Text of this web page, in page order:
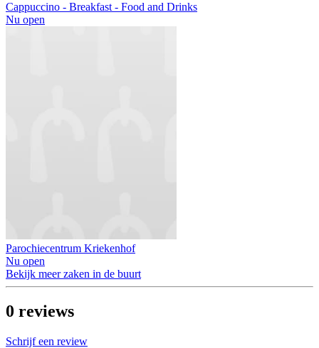
Cappuccino - Breakfast - Food and Drinks
Nu open
Parochiecentrum Kriekenhof
Nu open
Bekijk meer zaken in de buurt
0 reviews
Schrijf een review